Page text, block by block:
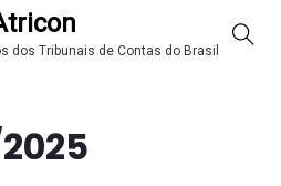
dos Tribunais de Contas do Brasil